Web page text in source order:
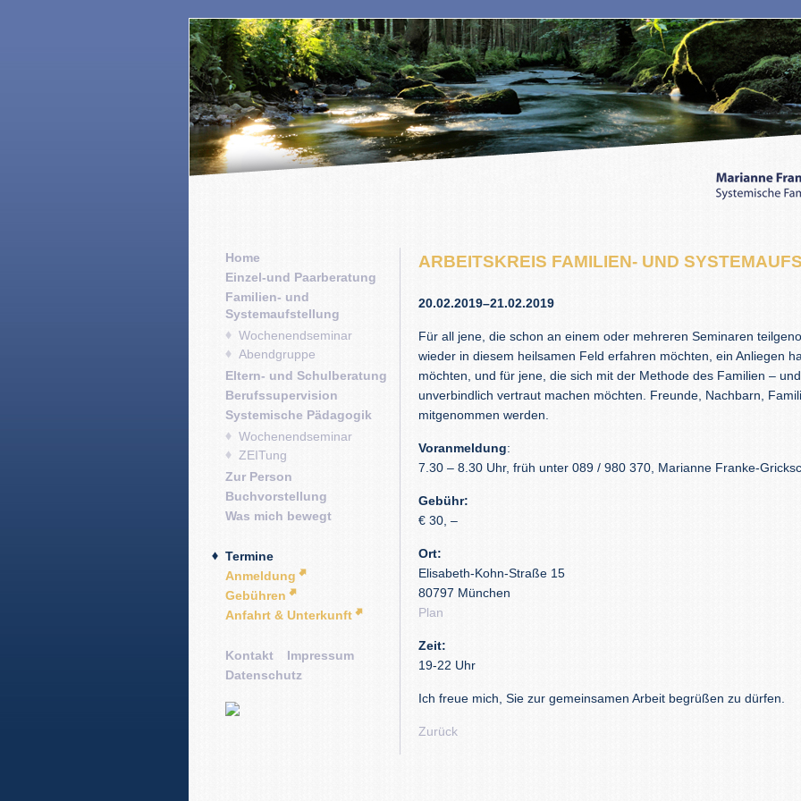
Home
Einzel-und Paarberatung
Familien- und
Systemaufstellung
Wochenendseminar
Abendgruppe
Eltern- und Schulberatung
Berufssupervision
Systemische Pädagogik
Wochenendseminar
ZEITung
Zur Person
Buchvorstellung
Was mich bewegt
Termine
Anmeldung
Gebühren
Anfahrt & Unterkunft
Kontakt
Impressum
Datenschutz
ARBEITSKREIS FAMILIEN- UND
20.02.2019–21.02.2019
Für all jene, die schon an einem oder mehreren Seminaren
wieder in diesem heilsamen Feld erfahren möchten, ein Anliegen
möchten, und für jene, die sich mit der Methode des Familien –
unverbindlich vertraut machen möchten. Freunde, Nachbarn,
mitgenommen werden.
Voranmeldung:
7.30 – 8.30 Uhr, früh unter 089 / 980 370, Marianne Franke-
Gebühr:
€ 30, –
Ort:
Elisabeth-Kohn-Straße 15
80797 München
Plan
Zeit:
19-22 Uhr
Ich freue mich, Sie zur gemeinsamen Arbeit begrüßen zu dürfen.
Zurück